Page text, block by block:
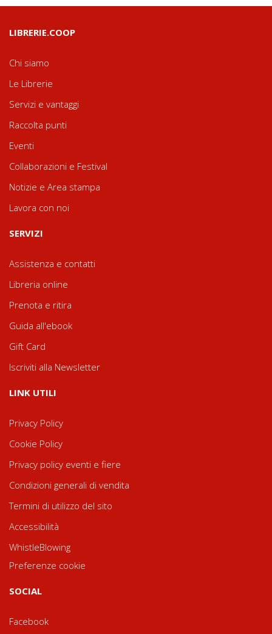
LIBRERIE.COOP
Chi siamo
Le Librerie
Servizi e vantaggi
Raccolta punti
Eventi
Collaborazioni e Festival
Notizie e Area stampa
Lavora con noi
SERVIZI
Assistenza e contatti
Libreria online
Prenota e ritira
Guida all'ebook
Gift Card
Iscriviti alla Newsletter
LINK UTILI
Privacy Policy
Cookie Policy
Privacy policy eventi e fiere
Condizioni generali di vendita
Termini di utilizzo del sito
Accessibilità
WhistleBlowing
Preferenze cookie
SOCIAL
Facebook